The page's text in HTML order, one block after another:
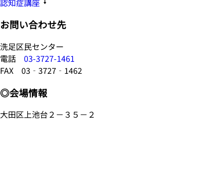
お問い合わせ先
洗足区民センター
電話 03-3727-1461
FAX 03‐3727‐1462
◎会場情報
大田区上池台２－３５－２